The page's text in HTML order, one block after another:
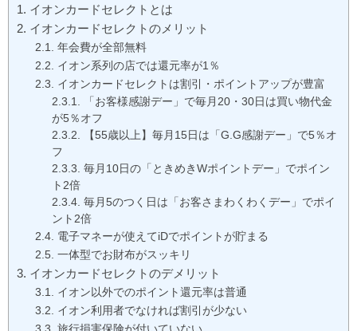
イオンカードセレクトとは
イオンカードセレクトのメリット
年会費が全部無料
イオン系列の店では還元率が1％
イオンカードセレクトは割引・ポイントアップが豊富
「お客様感謝デー」で毎月20・30日は買い物代金
が5％オフ
【55歳以上】毎月15日は「G.G感謝デー」で5％オ
フ
毎月10日の「ときめきWポイントデー」でポイン
ト2倍
毎月5のつく日は「お客さまわくわくデー」でポイ
ント2倍
電子マネーが使えてiDでポイントが貯まる
一体型でお財布がスッキリ
イオンカードセレクトのデメリット
イオン以外でのポイント還元率は普通
イオン利用者でなければ割引が少ない